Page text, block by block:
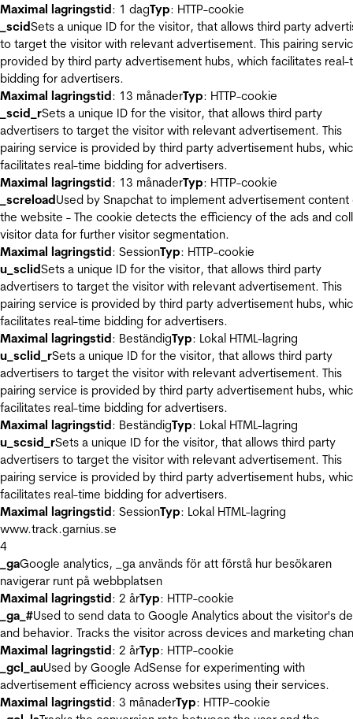
Maximal lagringstid: 1 dagTyp: HTTP-cookie
_scidSets a unique ID for the visitor, that allows third party
to target the visitor with relevant advertisement. This pairing
provided by third party advertisement hubs, which facilitates real-
bidding for advertisers.
Maximal lagringstid: 13 månaderTyp: HTTP-cookie
_scid_rSets a unique ID for the visitor, that allows third party
advertisers to target the visitor with relevant advertisement. This
pairing service is provided by third party advertisement hubs,
facilitates real-time bidding for advertisers.
Maximal lagringstid: 13 månaderTyp: HTTP-cookie
_screloadUsed by Snapchat to implement advertisement content
the website - The cookie detects the efficiency of the ads and
visitor data for further visitor segmentation.
Maximal lagringstid: SessionTyp: HTTP-cookie
u_sclidSets a unique ID for the visitor, that allows third party
advertisers to target the visitor with relevant advertisement. This
pairing service is provided by third party advertisement hubs,
facilitates real-time bidding for advertisers.
Maximal lagringstid: BeständigTyp: Lokal HTML-lagring
u_sclid_rSets a unique ID for the visitor, that allows third party
advertisers to target the visitor with relevant advertisement. This
pairing service is provided by third party advertisement hubs,
facilitates real-time bidding for advertisers.
Maximal lagringstid: BeständigTyp: Lokal HTML-lagring
u_scsid_rSets a unique ID for the visitor, that allows third party
advertisers to target the visitor with relevant advertisement. This
pairing service is provided by third party advertisement hubs,
facilitates real-time bidding for advertisers.
Maximal lagringstid: SessionTyp: Lokal HTML-lagring
www.track.garnius.se
4
_gaGoogle analytics, _ga används för att förstå hur besökaren
navigerar runt på webbplatsen
Maximal lagringstid: 2 årTyp: HTTP-cookie
_ga_#Used to send data to Google Analytics about the visitor's
and behavior. Tracks the visitor across devices and marketing
Maximal lagringstid: 2 årTyp: HTTP-cookie
_gcl_auUsed by Google AdSense for experimenting with
advertisement efficiency across websites using their services.
Maximal lagringstid: 3 månaderTyp: HTTP-cookie